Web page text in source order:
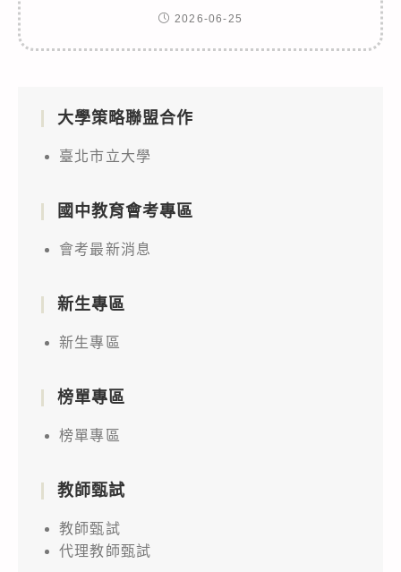
2026-06-25
大學策略聯盟合作
臺北市立大學
國中教育會考專區
會考最新消息
新生專區
新生專區
榜單專區
榜單專區
教師甄試
教師甄試
代理教師甄試